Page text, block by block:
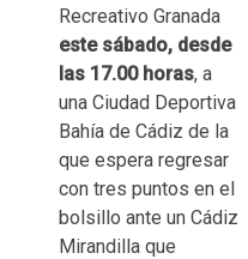
Recreativo Granada
este sábado, desde
las 17.00 horas, a
una Ciudad Deportiva
Bahía de Cádiz de la
que espera regresar
con tres puntos en el
bolsillo ante un Cádiz
Mirandilla que